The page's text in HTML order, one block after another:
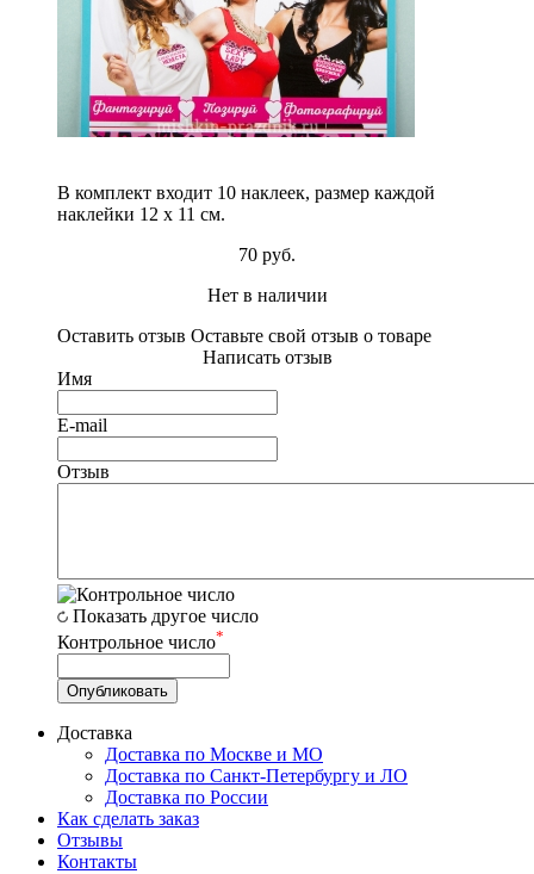
В комплект входит 10 наклеек, размер каждой
наклейки 12 х 11 см.
70 руб.
Нет в наличии
Оставить отзыв Оставьте свой отзыв о товаре
Написать отзыв
Имя
E-mail
Отзыв
Показать другое число
Контрольное число*
Доставка
Доставка по Москве и МО
Доставка по Санкт-Петербургу и ЛО
Доставка по России
Как сделать заказ
Отзывы
Контакты